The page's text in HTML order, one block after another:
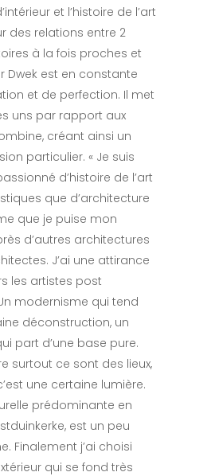
et l’histoire de l’art
des relations entre 2
à la fois proches et
Dwek est en constante
et de perfection. Il met
uns par rapport aux
créant ainsi un
particulier. « Je suis
d’histoire de l’art
que d’architecture
que je puise mon
d’autres architectures
J’ai une attirance
les artistes post
modernisme qui tend
déconstruction, un
part d’une base pure.
surtout ce sont des lieux,
une certaine lumière.
prédominante en
est un peu
Finalement j’ai choisi
qui se fond très